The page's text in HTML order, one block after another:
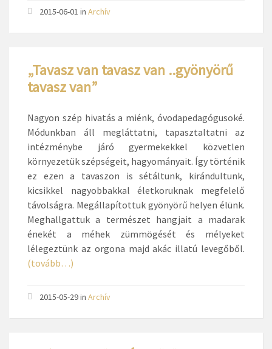
2015-06-01 in Archív
„Tavasz van tavasz van ..gyönyörű
tavasz van”
Nagyon szép hivatás a miénk, óvodapedagógusoké.
Módunkban áll megláttatni, tapasztaltatni az
intézménybe járó gyermekekkel közvetlen
környezetük szépségeit, hagyományait. Így történik
ez ezen a tavaszon is sétáltunk, kirándultunk,
kicsikkel nagyobbakkal életkoruknak megfelelő
távolságra. Megállapítottuk gyönyörű helyen élünk.
Meghallgattuk a természet hangjait a madarak
énekét a méhek zümmögését és mélyeket
lélegeztünk az orgona majd akác illatú levegőből.
(tovább…)
2015-05-29in Archív